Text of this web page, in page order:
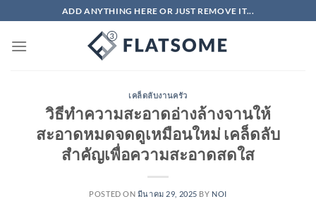
ไป
ADD ANYTHING HERE OR JUST REMOVE IT...
เคล็ดลับงานครัว
วิธีทำความสะอาดอ่างล้างจานให้
สะอาดหมดจดดูเหมือนใหม่ เคล็ดลับ
สำคัญเพื่อความสะอาดสดใส
POSTED ON มีนาคม 29, 2025 BY NOI